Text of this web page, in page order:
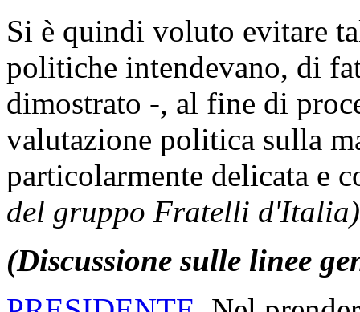
Si è quindi voluto evitare
politiche intendevano, di
dimostrato -, al fine di
valutazione politica sulla
particolarmente delicata e
del gruppo Fratelli d'Italia)
(Discussione sulle linee